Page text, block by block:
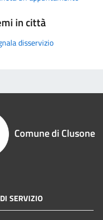
in città
disservizio
Comune di Clusone
SERVIZIO